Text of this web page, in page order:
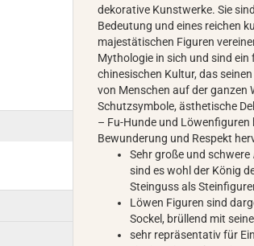
dekorative Kunstwerke. Sie
Bedeutung und eines reichen
majestätischen Figuren
Mythologie in sich und sind ein
chinesischen Kultur, das
von Menschen auf der ganzen
Schutzsymbole, ästhetische
– Fu-Hunde und Löwenfiguren
Bewunderung und Respekt
Sehr große und schwere
sind es wohl der König
Steinguss als
Löwen Figuren sind
Sockel, brüllend mit
sehr repräsentativ für